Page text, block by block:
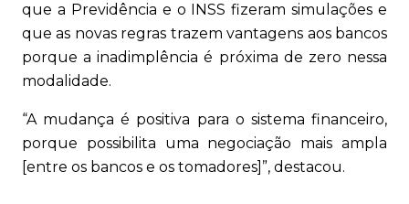
que a Previdência e o INSS fizeram simulações e
que as novas regras trazem vantagens aos bancos
porque a inadimplência é próxima de zero nessa
modalidade.
“A mudança é positiva para o sistema financeiro,
porque possibilita uma negociação mais ampla
[entre os bancos e os tomadores]”, destacou.